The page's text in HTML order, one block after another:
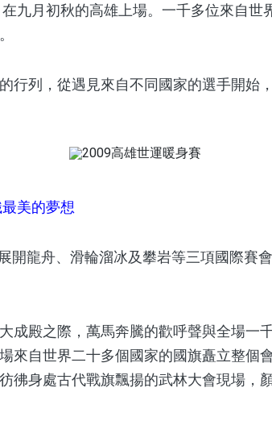
月初秋的高雄上場。一千多位來自世
列，從遇見來自不同國家的選手開始
美的夢想
龍舟、滑輪溜冰及攀岩等三項國際賽
殿之際，萬馬奔騰的歡呼聲與全場一
來自世界二十多個國家的國旗矗立整個
彿身處古代戰旗飄揚的武林大會現場，